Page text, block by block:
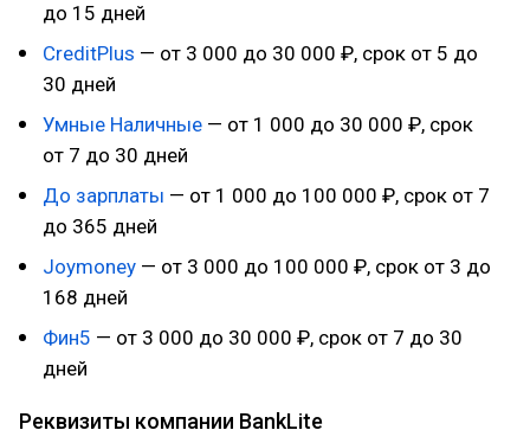
до 15 дней
CreditPlus — от 3 000 до 30 000 ₽, срок от 5 до
30 дней
Умные Наличные — от 1 000 до 30 000 ₽, срок
от 7 до 30 дней
До зарплаты — от 1 000 до 100 000 ₽, срок от 7
до 365 дней
Joymoney — от 3 000 до 100 000 ₽, срок от 3 до
168 дней
Фин5 — от 3 000 до 30 000 ₽, срок от 7 до 30
дней
Реквизиты компании BankLite